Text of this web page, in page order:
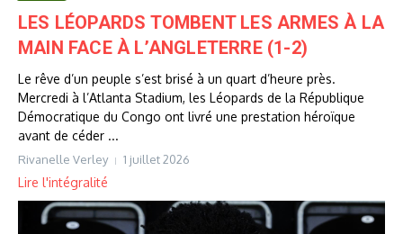
LES LÉOPARDS TOMBENT LES ARMES À LA
MAIN FACE À L’ANGLETERRE (1-2)
Le rêve d’un peuple s’est brisé à un quart d’heure près.
Mercredi à l’Atlanta Stadium, les Léopards de la République
Démocratique du Congo ont livré une prestation héroïque
avant de céder ...
Rivanelle Verley 1 juillet 2026
Lire l'intégralité